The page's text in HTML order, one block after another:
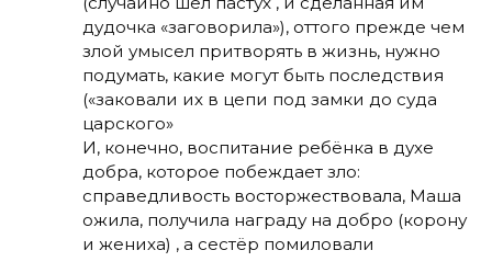
дудочка «заговорила»), оттого прежде чем
злой умысел притворять в жизнь, нужно
подумать, какие могут быть последствия
(«заковали их в цепи под замки до суда
царского»
И, конечно, воспитание ребёнка в духе
добра, которое побеждает зло:
справедливость восторжествовала, Маша
ожила, получила награду на добро (корону
и жениха) , а сестёр помиловали